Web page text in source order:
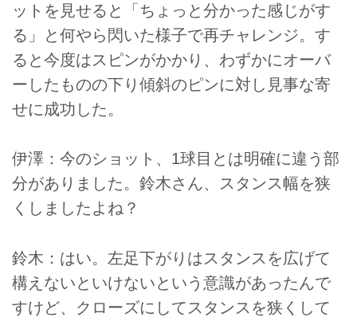
ットを見せると「ちょっと分かった感じがす
る」と何やら閃いた様子で再チャレンジ。す
ると今度はスピンがかかり、わずかにオーバ
ーしたものの下り傾斜のピンに対し見事な寄
せに成功した。
伊澤：今のショット、1球目とは明確に違う部
分がありました。鈴木さん、スタンス幅を狭
くしましたよね？
鈴木：はい。左足下がりはスタンスを広げて
構えないといけないという意識があったんで
すけど、クローズにしてスタンスを狭くして